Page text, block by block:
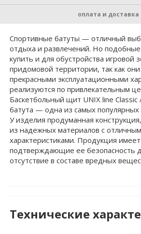
оплата и доставка
Спортивные батуты — отличный
отдыха и развлечений. Но
купить и для обустройства игровой
придомовой территории, так как
прекрасными эксплуатационными
реализуются по привлекательным
Баскетбольный щит UNIX line Classic
батута — одна из самых популярных
У изделия продуманная
из надежных материалов с
характеристиками. Продукция
подтверждающие ее безопасность
отсутствие в составе вредных
Технические